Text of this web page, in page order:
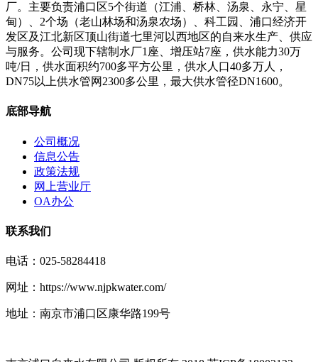
厂。主要负责浦口区5个街道（江浦、桥林、汤泉、永宁、星
甸）、2个场（老山林场和汤泉农场）、科工园、浦口经济开
发区及江北新区顶山街道七里河以西地区的自来水生产、供应
与服务。公司现下辖制水厂1座、增压站7座，供水能力30万
吨/日，供水面积约700多平方公里，供水人口40多万人，
DN75以上供水管网2300多公里，最大供水管径DN1600。
底部导航
公司概况
信息公告
政策法规
网上营业厅
OA办公
联系我们
电话：025-58284418
网址：https://www.njpkwater.com/
地址：南京市浦口区康华路199号